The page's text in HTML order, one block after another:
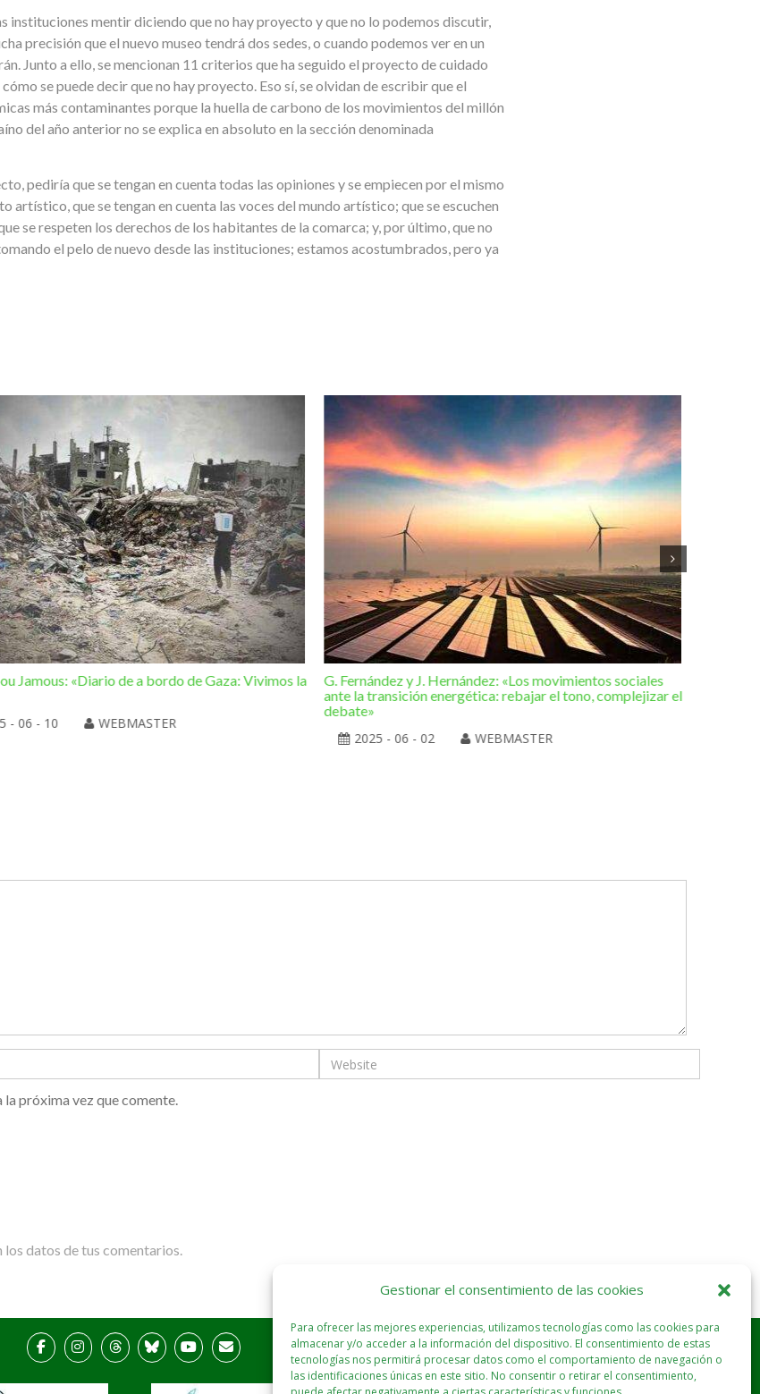
Gestionar el consentimiento de las cookies
Para ofrecer las mejores experiencias, utilizamos tecnologías como las cookies para
almacenar y/o acceder a la información del dispositivo. El consentimiento de estas
tecnologías nos permitirá procesar datos como el comportamiento de navegación o
las identificaciones únicas en este sitio. No consentir o retirar el consentimiento,
instituciones mentir diciendo que no hay proyecto y que no lo podemos discutir,
precisión que el nuevo museo tendrá dos sedes, o cuando podemos ver en un
Junto a ello, se mencionan 11 criterios que ha seguido el proyecto de cuidado
se puede decir que no hay proyecto. Eso sí, se olvidan de escribir que el
más contaminantes porque la huella de carbono de los movimientos del millón
del año anterior no se explica en absoluto en la sección denominada
pediría que se tengan en cuenta todas las opiniones y se empiecen por el mismo
artístico, que se tengan en cuenta las voces del mundo artístico; que se escuchen
se respeten los derechos de los habitantes de la comarca; y, por último, que no
el pelo de nuevo desde las instituciones; estamos acostumbrados, pero ya
Jamous: «Diario de a bordo de Gaza: Vivimos la
- 06 - 10
WEBMASTER
G. Fernández y J. Hernández: «Los movimientos sociales
ante la transición energética: rebajar el tono, complejizar el
debate»
2025 - 06 - 02
WEBMASTER
próxima vez que comente.
datos de tus comentarios.